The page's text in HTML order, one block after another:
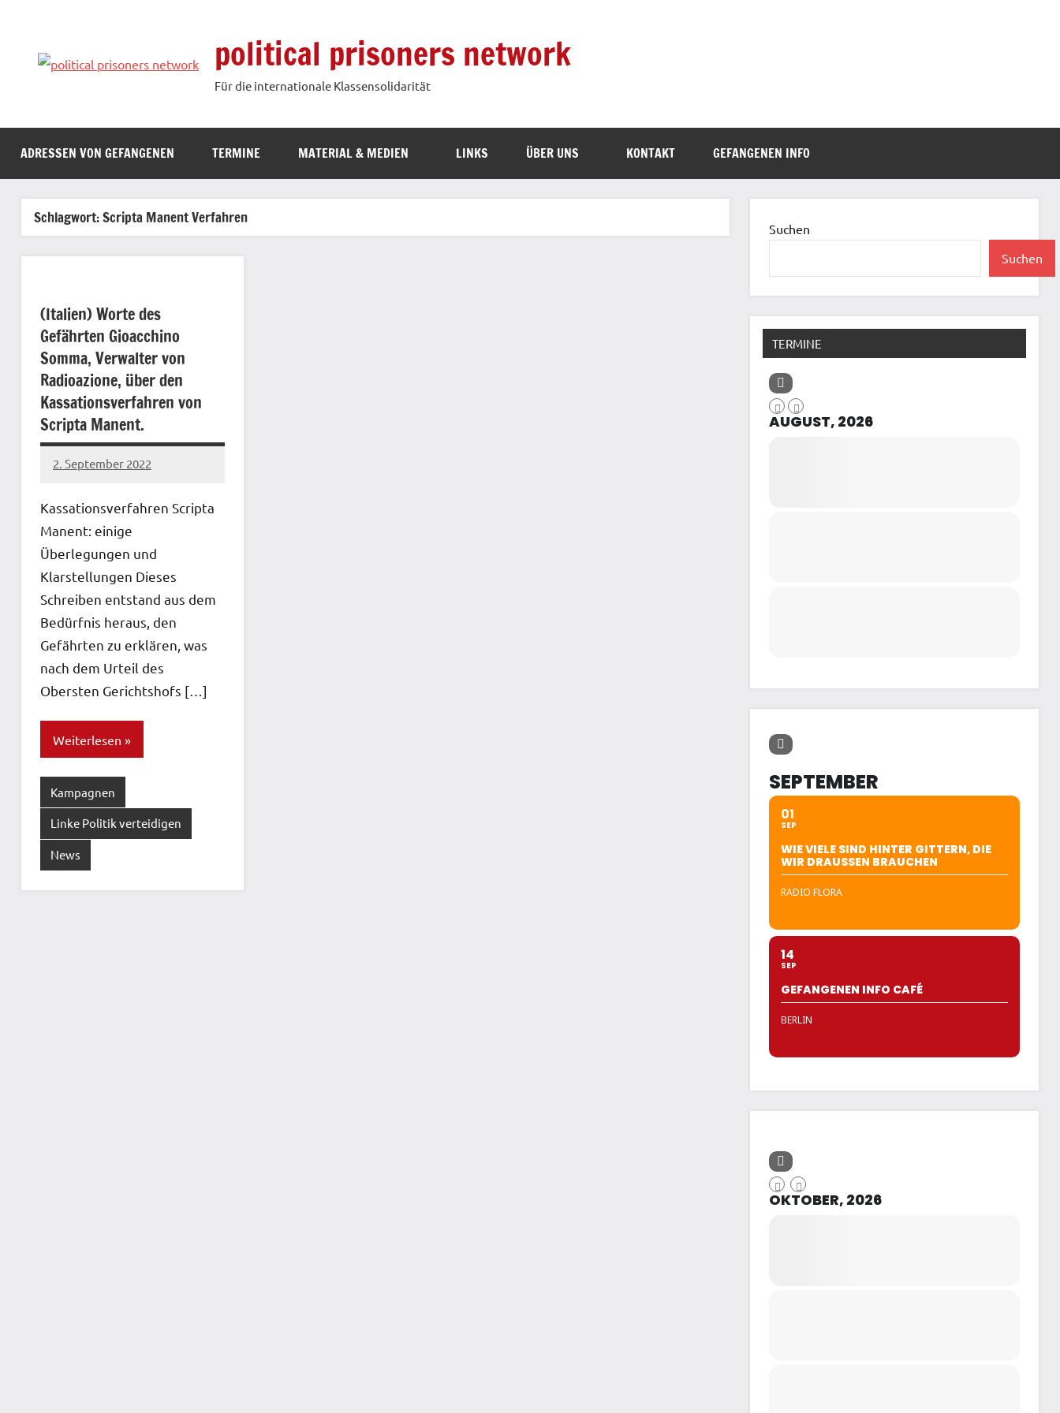
springen
political prisoners network
Für die internationale Klassensolidarität
ADRESSEN VON GEFANGENEN TERMINE MATERIAL & MEDIEN LINKS ÜBER UNS KONTAKT GEFANGENEN INFO
Schlagwort:Scripta Manent Verfahren
(Italien) Worte des
Gefährten Gioacchino
Somma, Verwalter von
Radioazione, über den
Kassationsverfahren von
Scripta Manent.
2. September 2022
network
Kassationsverfahren Scripta
Manent: einige
Überlegungen und
Klarstellungen Dieses
Schreiben entstand aus dem
Bedürfnis heraus, den
Gefährten zu erklären, was
nach dem Urteil des
Obersten Gerichtshofs […]
Weiterlesen
Kampagnen
Linke Politik verteidigen
News
Suchen
Suchen
TERMINE
AUGUST, 2026
SEPTEMBER
01
SEP
WIE VIELE SIND HINTER GITTERN, DIE
WIR DRAUSSEN BRAUCHEN
RADIO FLORA
14
SEP
GEFANGENEN INFO CAFÉ
BERLIN
OKTOBER, 2026